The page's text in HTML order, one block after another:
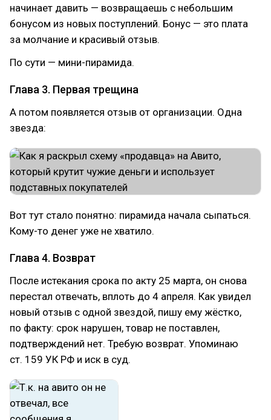
начинает давить — возвращаешь с небольшим
бонусом из новых поступлений. Бонус — это плата
за молчание и красивый отзыв.
По сути — мини-пирамида.
Глава 3. Первая трещина
А потом появляется отзыв от организации. Одна
звезда:
Вот тут стало понятно: пирамида начала сыпаться.
Кому-то денег уже не хватило.
Глава 4. Возврат
После истекания срока по акту 25 марта, он снова
перестал отвечать, вплоть до 4 апреля. Как увидел
новый отзыв с одной звездой, пишу ему жёстко,
по факту: срок нарушен, товар не поставлен,
подтверждений нет. Требую возврат. Упоминаю
ст. 159 УК РФ и иск в суд.